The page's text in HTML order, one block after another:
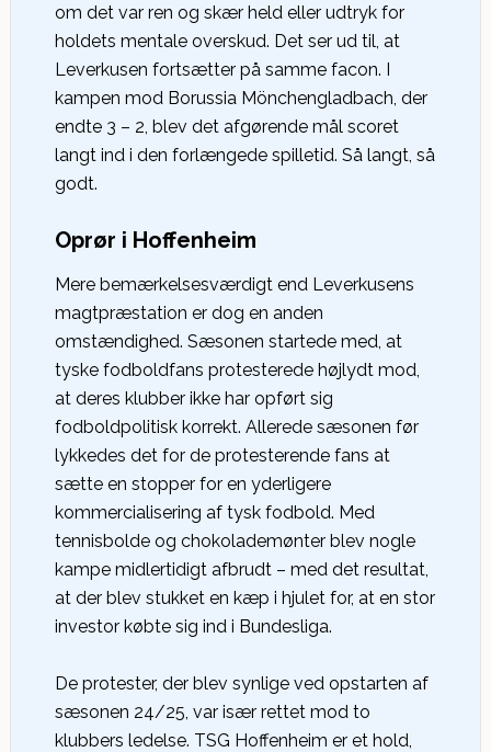
om det var ren og skær held eller udtryk for
holdets mentale overskud. Det ser ud til, at
Leverkusen fortsætter på samme facon. I
kampen mod Borussia Mönchengladbach, der
endte 3 – 2, blev det afgørende mål scoret
langt ind i den forlængede spilletid. Så langt, så
godt.
Oprør i Hoffenheim
Mere bemærkelsesværdigt end Leverkusens
magtpræstation er dog en anden
omstændighed. Sæsonen startede med, at
tyske fodboldfans protesterede højlydt mod,
at deres klubber ikke har opført sig
fodboldpolitisk korrekt. Allerede sæsonen før
lykkedes det for de protesterende fans at
sætte en stopper for en yderligere
kommercialisering af tysk fodbold. Med
tennisbolde og chokolademønter blev nogle
kampe midlertidigt afbrudt – med det resultat,
at der blev stukket en kæp i hjulet for, at en stor
investor købte sig ind i Bundesliga.
De protester, der blev synlige ved opstarten af
sæsonen 24/25, var især rettet mod to
klubbers ledelse. TSG Hoffenheim er et hold,